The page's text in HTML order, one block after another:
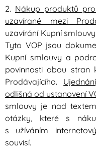
2. Nákup produktů
uzavírané mezi
uzavírání Kupní
Tyto VOP jsou
Kupní smlouvy a
povinnosti obou stran
Prodávajícího.
odlišná od ustanovení
smlouvy je nad
otázky, které s
s užíváním
souvisí.